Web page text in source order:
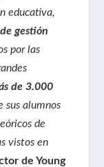
educativa,
gestión
por las
de 3.000
sus alumnos
de
vistos en
de Young